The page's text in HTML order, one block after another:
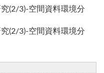
(2/3)-空間資料環境分
(2/3)-空間資料環境分